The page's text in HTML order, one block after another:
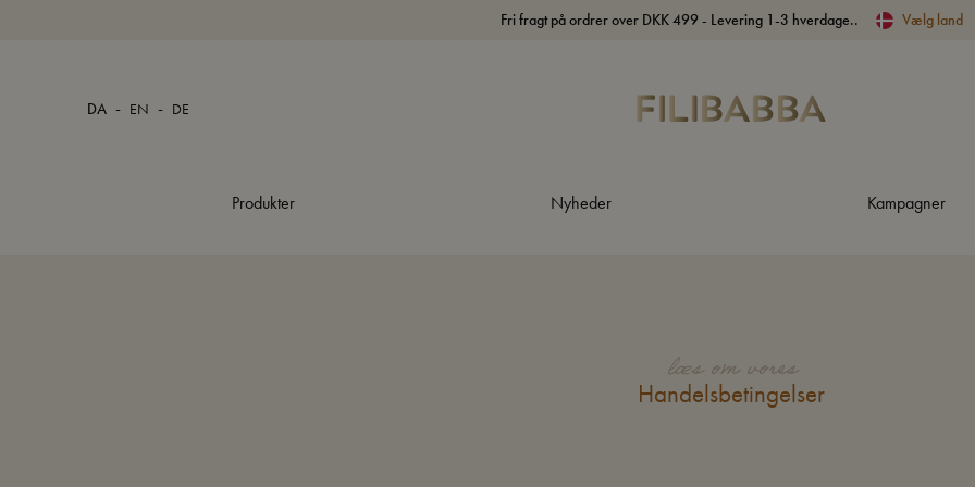
Fri fragt på ordrer over DKK 499 - Levering 1-3 hverdage.. Vælg land
DA - EN - DE
Produkter Nyheder Kampagner
læs om vores
Handelsbetingelser